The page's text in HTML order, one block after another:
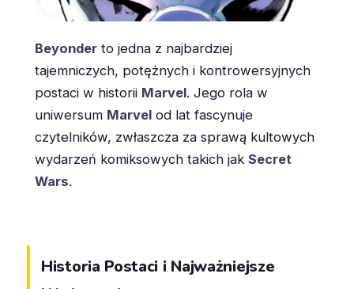
Beyonder to jedna z najbardziej
tajemniczych, potężnych i kontrowersyjnych
postaci w historii Marvel. Jego rola w
uniwersum Marvel od lat fascynuje
czytelników, zwłaszcza za sprawą kultowych
wydarzeń komiksowych takich jak Secret
Wars.
Historia Postaci i Najważniejsze